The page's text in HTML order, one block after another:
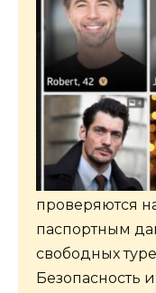
проверяются
паспортным
свободных
Безопасность